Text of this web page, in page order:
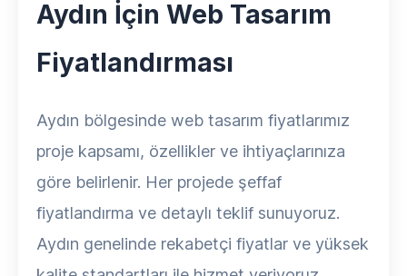
Aydın İçin Web Tasarım
Fiyatlandırması
Aydın bölgesinde web tasarım fiyatlarımız
proje kapsamı, özellikler ve ihtiyaçlarınıza
göre belirlenir. Her projede şeffaf
fiyatlandırma ve detaylı teklif sunuyoruz.
Aydın genelinde rekabetçi fiyatlar ve yüksek